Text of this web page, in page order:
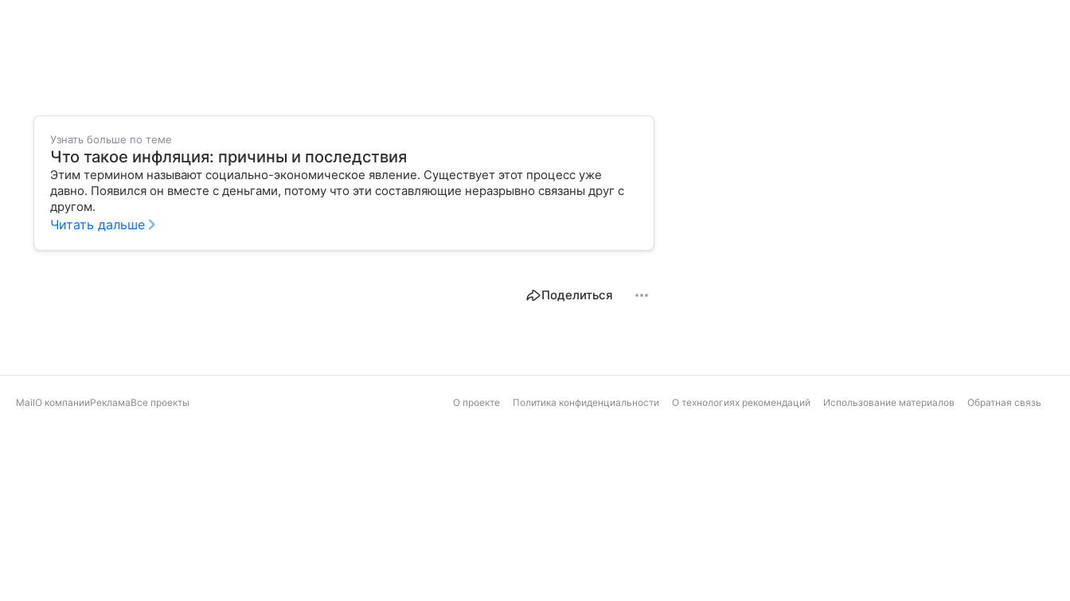
Узнать больше по теме
Что такое инфляция: причины и последствия
Этим термином называют социально-экономическое явление. Существует этот процесс уже
давно. Появился он вместе с деньгами, потому что эти составляющие неразрывно связаны друг с
другом.
Читать дальше
Поделиться
MailО компанииРекламаВсе проекты О проекте Политика конфиденциальности О технологиях рекомендаций Использование материалов Обратная связь